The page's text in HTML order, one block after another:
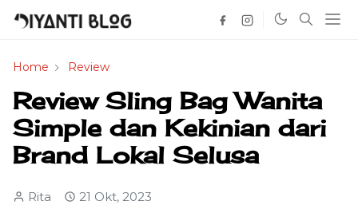
Home Review
Review Sling Bag Wanita
Simple dan Kekinian dari
Brand Lokal Selusa
Rita 21 Okt, 2023